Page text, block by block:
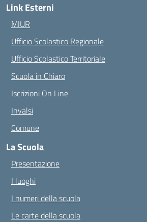
Link Esterni
MIUR
Ufficio Scolastico Regionale
Ufficio Scolastico Territoriale
Scuola in Chiaro
Iscrizioni On Line
Invalsi
Comune
La Scuola
Presentazione
I luoghi
I numeri della scuola
Le carte della scuola